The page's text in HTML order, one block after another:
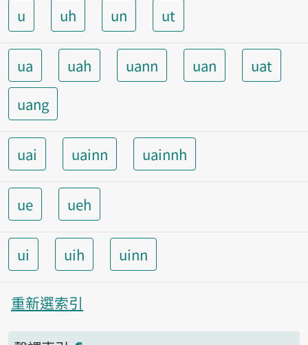
u uh un ut
ua uah uann uan
uat
uang
uai uainn uainnh
ue ueh
ui uih uinn
重新選索引